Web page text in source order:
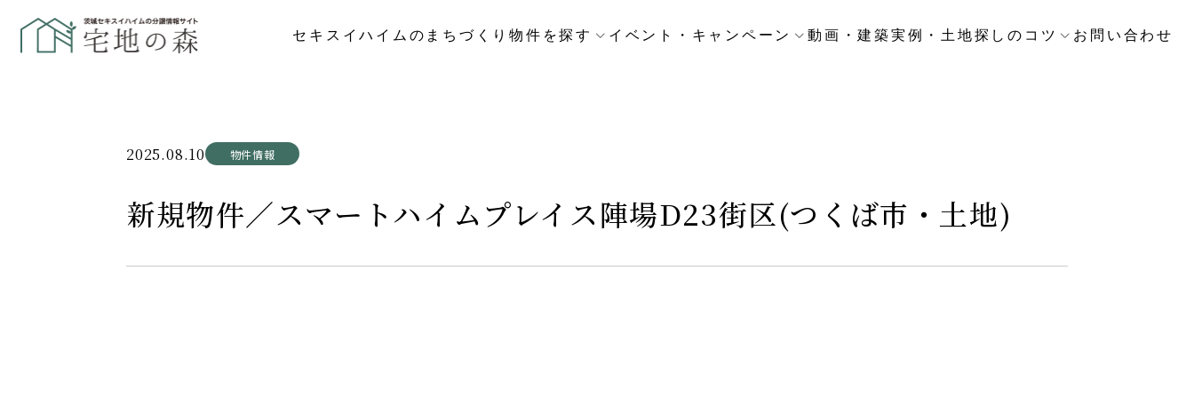
セキスイハイムのまちづくり物件を探す イベント・キャンペーン 動画・建築実例・土地探しのコツ お問い合わせ
2025.08.10 物件情報
新規物件／スマートハイムプレイス陣場D23街区(つくば市・土地)